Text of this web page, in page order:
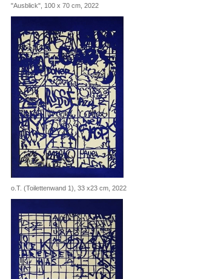
"Ausblick", 100 x 70 cm, 2022
o.T. (Toilettenwand 1), 33 x23 cm, 2022